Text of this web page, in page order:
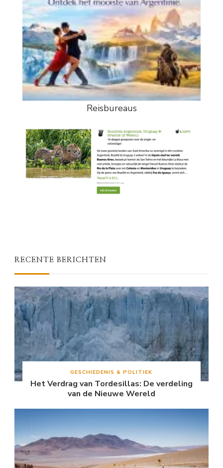
Reisbureaus
RECENTE BERICHTEN
GESCHIEDENIS & POLITIEK
Het Verdrag van Tordesillas: De verdeling
van de Nieuwe Wereld